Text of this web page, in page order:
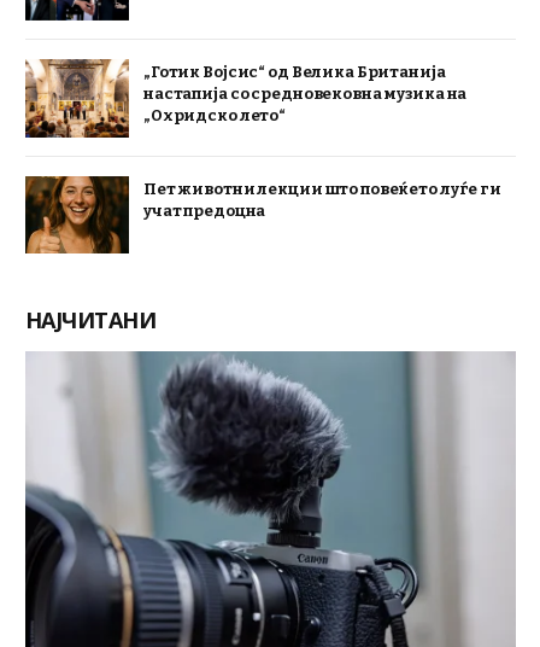
„Готик Војсис“ од Велика Британија
настапија со средновековна музика на
„Охридско лето“
Пет животни лекции што повеќето луѓе ги
учат предоцна
НАЈЧИТАНИ